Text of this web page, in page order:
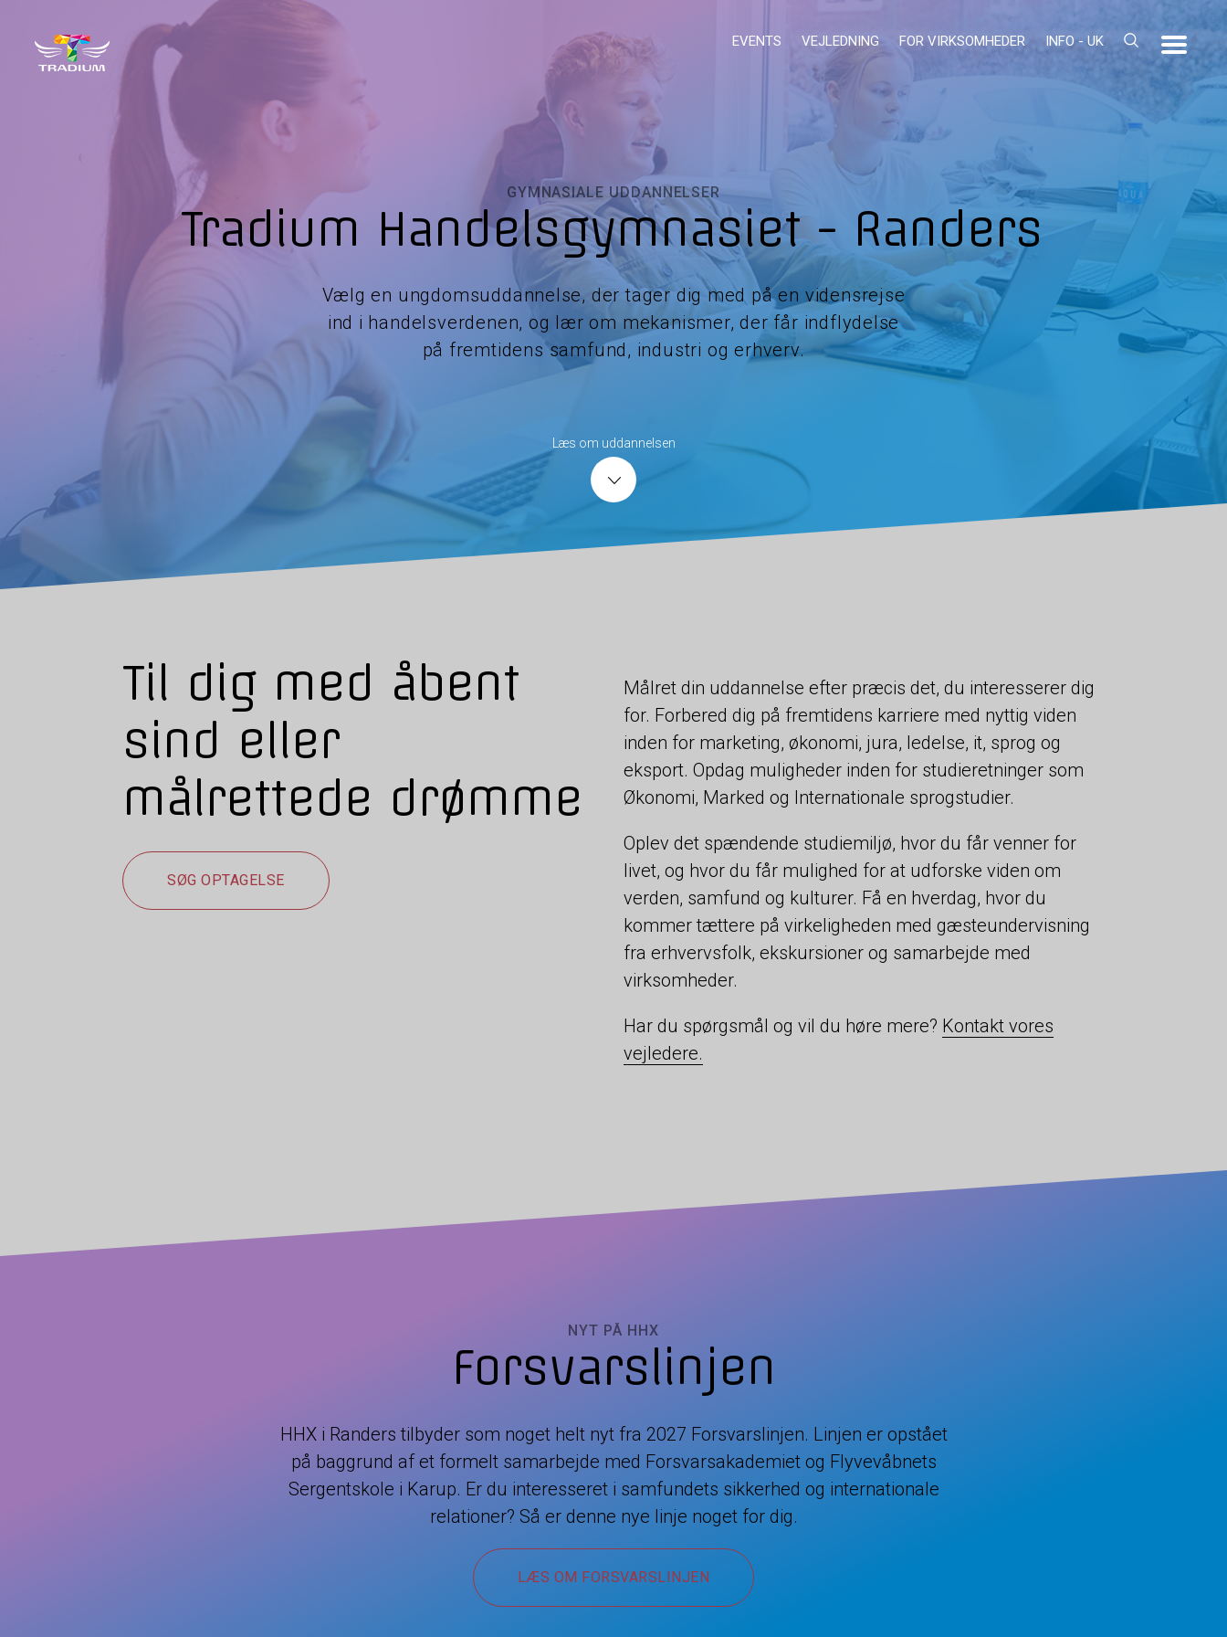
EVENTS VEJLEDNING FOR VIRKSOMHEDER INFO - UK
GYMNASIALE UDDANNELSER
Tradium Handelsgymnasiet - Randers
Vælg en ungdomsuddannelse, der tager dig med på en vidensrejse
ind i handelsverdenen, og lær om mekanismer, der får indflydelse
på fremtidens samfund, industri og erhverv.
Læs om uddannelsen
Til dig med åbent
sind eller
målrettede drømme
SØG OPTAGELSE
Målret din uddannelse efter præcis det, du interesserer dig
for. Forbered dig på fremtidens karriere med nyttig viden
inden for marketing, økonomi, jura, ledelse, it, sprog og
eksport. Opdag muligheder inden for studieretninger som
Økonomi, Marked og Internationale sprogstudier.
Oplev det spændende studiemiljø, hvor du får venner for
livet, og hvor du får mulighed for at udforske viden om
verden, samfund og kulturer. Få en hverdag, hvor du
kommer tættere på virkeligheden med gæsteundervisning
fra erhvervsfolk, ekskursioner og samarbejde med
virksomheder.
Har du spørgsmål og vil du høre mere? Kontakt vores
vejledere.
NYT PÅ HHX
Forsvarslinjen
HHX i Randers tilbyder som noget helt nyt fra 2027 Forsvarslinjen. Linjen er opstået
på baggrund af et formelt samarbejde med Forsvarsakademiet og Flyvevåbnets
Sergentskole i Karup. Er du interesseret i samfundets sikkerhed og internationale
relationer? Så er denne nye linje noget for dig.
LÆS OM FORSVARSLINJEN